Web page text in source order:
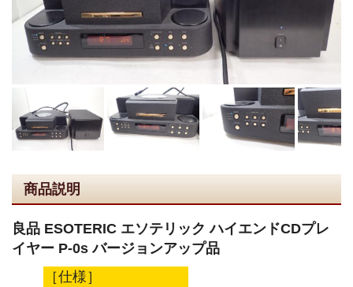
商品説明
良品 ESOTERIC エソテリック ハイエンドCDプレ
イヤー P-0s バージョンアップ品
［仕様］